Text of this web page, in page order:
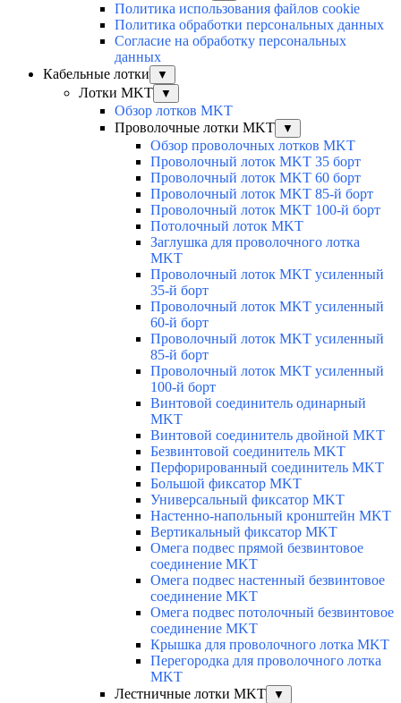
Политика использования файлов cookie
Политика обработки персональных данных
Согласие на обработку персональных
данных
Кабельные лотки
▼
Лотки MKT ▼
Обзор лотков MKT
Проволочные лотки MKT
▼
Обзор проволочных лотков MKT
Проволочный лоток MKT 35 борт
Проволочный лоток MKT 60 борт
Проволочный лоток MKT 85-й борт
Проволочный лоток MKT 100-й борт
Потолочный лоток MKT
Заглушка для проволочного лотка
MKT
Проволочный лоток MKT усиленный
35-й борт
Проволочный лоток MKT усиленный
60-й борт
Проволочный лоток MKT усиленный
85-й борт
Проволочный лоток MKT усиленный
100-й борт
Винтовой соединитель одинарный
MKT
Винтовой соединитель двойной MKT
Безвинтовой соединитель MKT
Перфорированный соединитель MKT
Большой фиксатор MKT
Универсальный фиксатор MKT
Настенно-напольный кронштейн MKT
Вертикальный фиксатор MKT
Омега подвес прямой безвинтовое
соединение MKT
Омега подвес настенный безвинтовое
соединение MKT
Омега подвес потолочный безвинтовое
соединение MKT
Крышка для проволочного лотка MKT
Перегородка для проволочного лотка
MKT
Лестничные лотки MKT
▼